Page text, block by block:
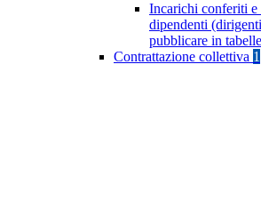
Incarichi conferiti e
dipendenti
pubblicare in
Contrattazione collettiva 1